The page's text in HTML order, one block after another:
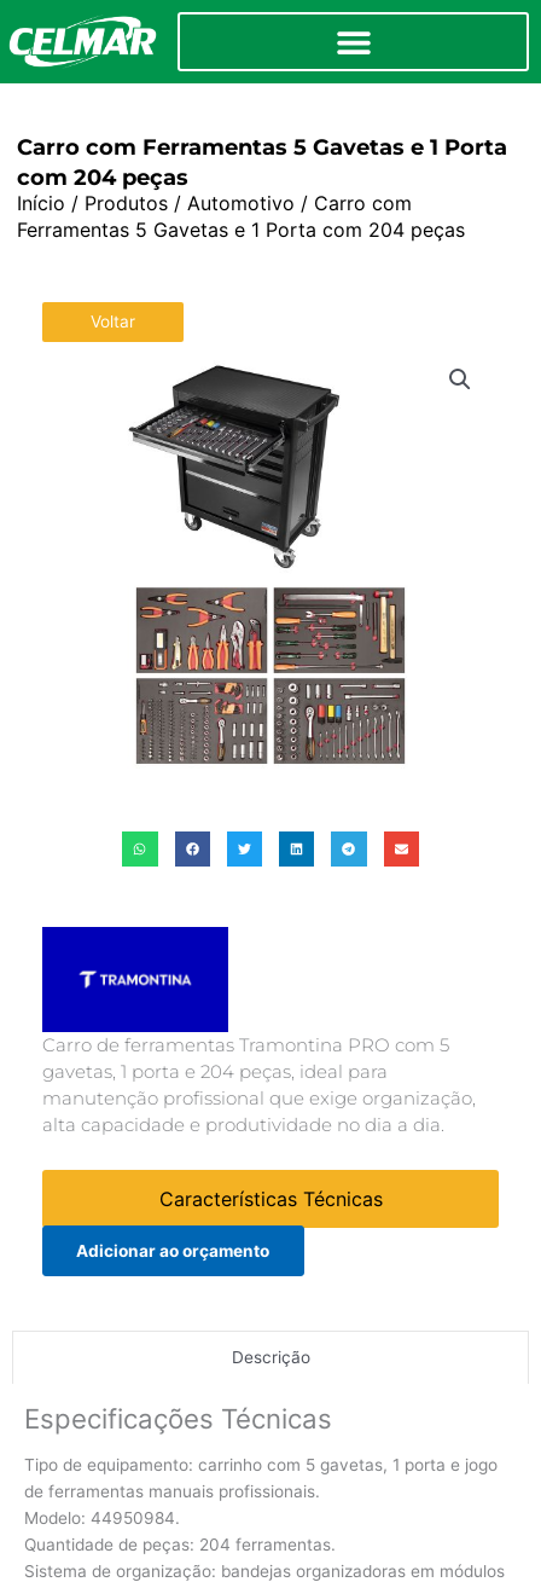
Carro com Ferramentas 5 Gavetas e 1 Porta
com 204 peças
Início / Produtos/ Automotivo / Carro com
Ferramentas 5 Gavetas e 1 Porta com 204 peças
Voltar
Carro de ferramentas Tramontina PRO com 5
gavetas, 1 porta e 204 peças, ideal para
manutenção profissional que exige organização,
alta capacidade e produtividade no dia a dia.
Características Técnicas
Adicionar ao orçamento
Descrição
Especificações Técnicas
Tipo de equipamento: carrinho com 5 gavetas, 1 porta e jogo
de ferramentas manuais profissionais.
Modelo: 44950984.
Quantidade de peças: 204 ferramentas.
Sistema de organização: bandejas organizadoras em módulos